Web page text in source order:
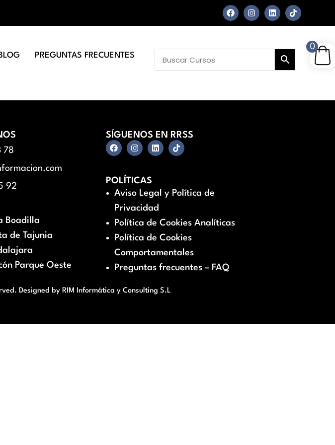
PREGUNTAS FRECUENTES
78
92
Boadilla
de Tajunia
Parque Oeste
SÍGUENOS EN RRSS
POLÍTICAS
Aviso Legal y Política de
Privacidad
Política de Cookies Analíticas
Política de Cookies
Comportamentales
Preguntas frecuentes – FAQ
Designed by RIM Informática y Consulting S.L
0